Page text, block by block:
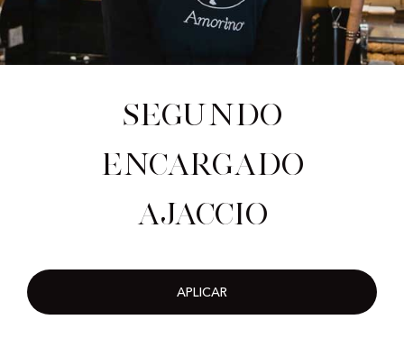
Segundo
encargado
Ajaccio
APLICAR